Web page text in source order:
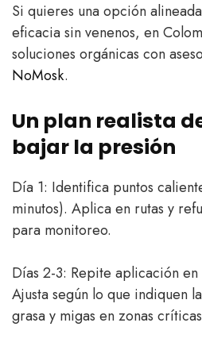
Si quieres una opción
eficacia sin venenos, en
soluciones orgánicas con
NoMosk.
Un plan realista
bajar la presión
Día 1: Identifica puntos
minutos). Aplica en rutas y
para monitoreo.
Días 2-3: Repite aplicación en
Ajusta según lo que indiquen
grasa y migas en zonas